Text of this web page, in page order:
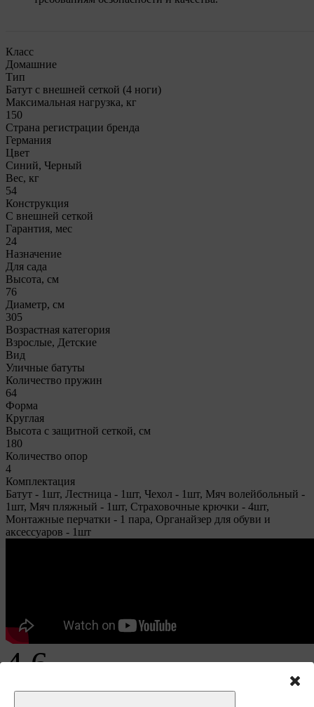
Класс
Домашние
Тип
Батут с внешней сеткой (4 ноги)
Максимальная нагрузка, кг
150
Страна регистрации бренда
Германия
Цвет
Синий, Черный
Вес, кг
54
Конструкция
С внешней сеткой
Гарантия, мес
24
Назначение
Для сада
Высота, см
76
Диаметр, см
305
Возрастная категория
Взрослые, Детские
Вид
Уличные батуты
Количество пружин
64
Форма
Круглая
Высота с защитной сеткой, см
180
Количество опор
4
Комплектация
Батут - 1шт, Лестница - 1шт, Чехол - 1шт, Мяч волейбольный -
1шт, Мяч пляжный - 1шт, Страховочные крючки - 4шт,
Монтажные перчатки - 1 пара, Органайзер для обуви и
аксессуаров - 1шт
4.6